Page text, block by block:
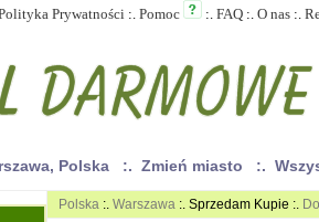
Prywatności :. Pomoc :. FAQ :. O nas :.
Polska :. Zmień miasto :.
Polska :. Warszawa :. Sprzedam Kupie :.